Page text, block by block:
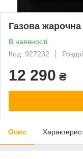
Газова
В наявності
Код: 927232
12 290 ₴
Опис